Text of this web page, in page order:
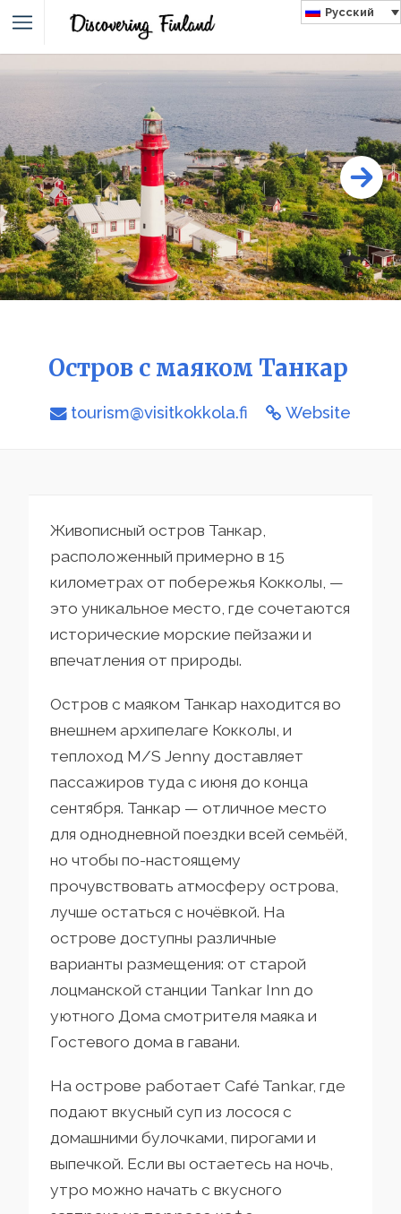
Русский
Остров с маяком Танкар
tourism@visitkokkola.fi Website
Живописный остров Танкар,
расположенный примерно в 15
километрах от побережья Кокколы, —
это уникальное место, где сочетаются
исторические морские пейзажи и
впечатления от природы.
Остров с маяком Танкар находится во
внешнем архипелаге Кокколы, и
теплоход M/S Jenny доставляет
пассажиров туда с июня до конца
сентября. Танкар — отличное место
для однодневной поездки всей семьёй,
но чтобы по-настоящему
прочувствовать атмосферу острова,
лучше остаться с ночёвкой. На
острове доступны различные
варианты размещения: от старой
лоцманской станции Tankar Inn до
уютного Дома смотрителя маяка и
Гостевого дома в гавани.
На острове работает Café Tankar, где
подают вкусный суп из лосося с
домашними булочками, пирогами и
выпечкой. Если вы остаетесь на ночь,
утро можно начать с вкусного